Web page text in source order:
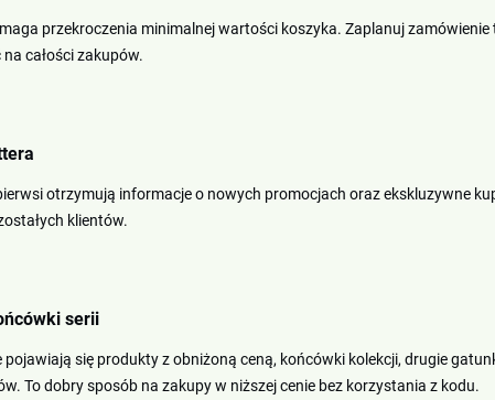
przekroczenia minimalnej wartości koszyka. Zaplanuj
całości zakupów.
otrzymują informacje o nowych promocjach oraz ekskluzywne
klientów.
serii
pojawiają się produkty z obniżoną ceną, końcówki kolekcji, drugie
To dobry sposób na zakupy w niższej cenie bez korzystania z kodu.